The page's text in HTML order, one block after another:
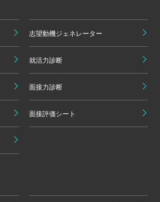
志望動機ジェネレーター
就活力診断
面接力診断
面接評価シート